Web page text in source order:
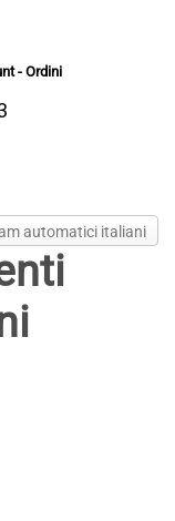
- Ordini
automatici italiani